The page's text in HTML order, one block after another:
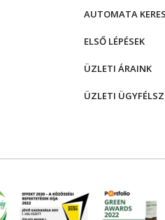
AUTOMATA
ELSŐ LÉPÉSEK
ÜZLETI ÁRAINK
ÜZLETI